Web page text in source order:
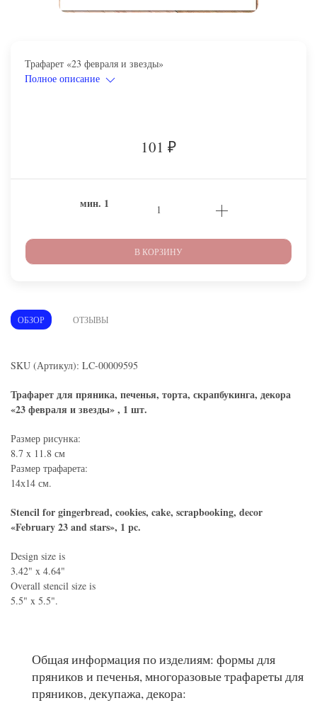
Трафарет «23 февраля и звезды»
Полное описание
101 ₽
мин. 1
В КОРЗИНУ
ОБЗОР ОТЗЫВЫ
SKU (Артикул): LC-00009595
Трафарет для пряника, печенья, торта, скрапбукинга, декора
«23 февраля и звезды» , 1 шт.
Размер рисунка:
8.7 x 11.8 см
Размер трафарета:
14х14 см.
Stencil for gingerbread, cookies, cake, scrapbooking, decor
«February 23 and stars», 1 pc.
Design size is
3.42" x 4.64"
Overall stencil size is
5.5" x 5.5".
Общая информация по изделиям: формы для
пряников и печенья, многоразовые трафареты для
пряников, декупажа, декора: